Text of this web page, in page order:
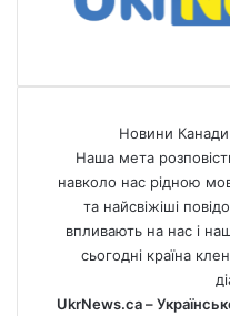
Новини
Наша мета
навколо нас рідною
та найсвіжіші
впливають на нас і
сьогодні країна
UkrNews.ca –